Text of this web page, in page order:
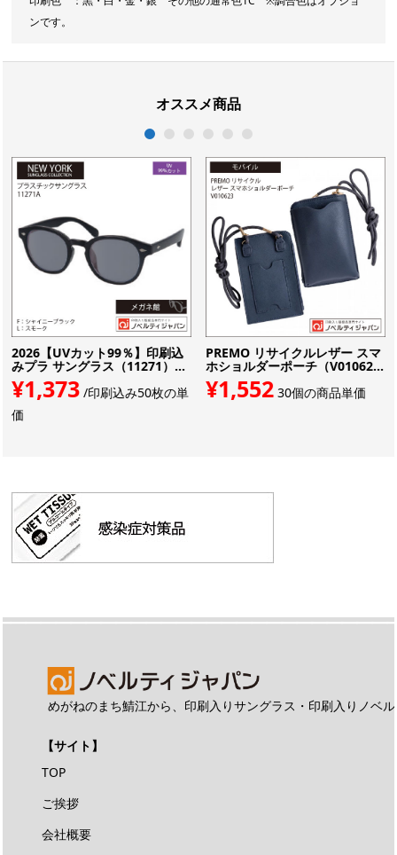
ンです。
オススメ商品
2026【UVカット99％】印刷込
みプラ サングラス（11271）...
¥1,373/印刷込み50枚の単
価
PREMO リサイクルレザー スマ
ホショルダーポーチ（V01062...
¥1,55230個の商品単価
1 2 3 4 5 6
めがねのまち鯖江から、印刷入りサングラス・印刷入りノベ
【サイト】
TOP
ご挨拶
会社概要